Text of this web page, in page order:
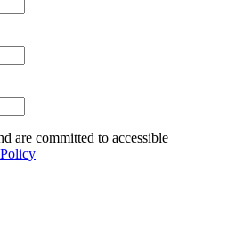
are committed to accessible